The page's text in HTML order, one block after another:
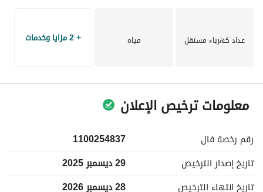
عداد كهرباء مستقل مياه + 2 مزايا وخدمات
معلومات ترخيص الإعلان
رقم رخصة فال
1100254837
تاريخ إصدار الترخيص
29 ديسمبر 2025
تاريخ انتهاء الترخيص 28 ديسمبر 2026